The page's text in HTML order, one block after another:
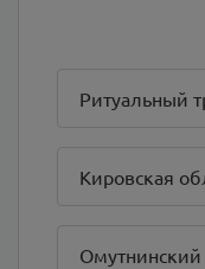
Ритуальный
Кировская
Омутнинский